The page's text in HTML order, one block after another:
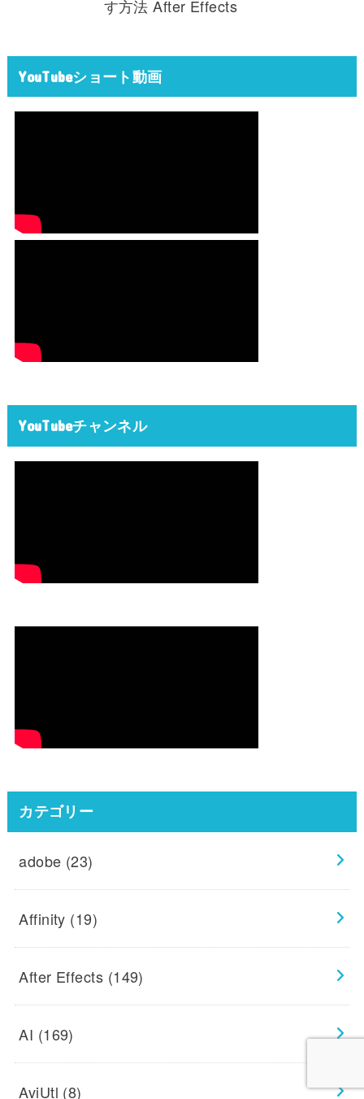
す方法 After Effects
YouTubeショート動画
YouTubeチャンネル
カテゴリー
adobe (23)
Affinity (19)
After Effects (149)
AI (169)
AviUtl (8)